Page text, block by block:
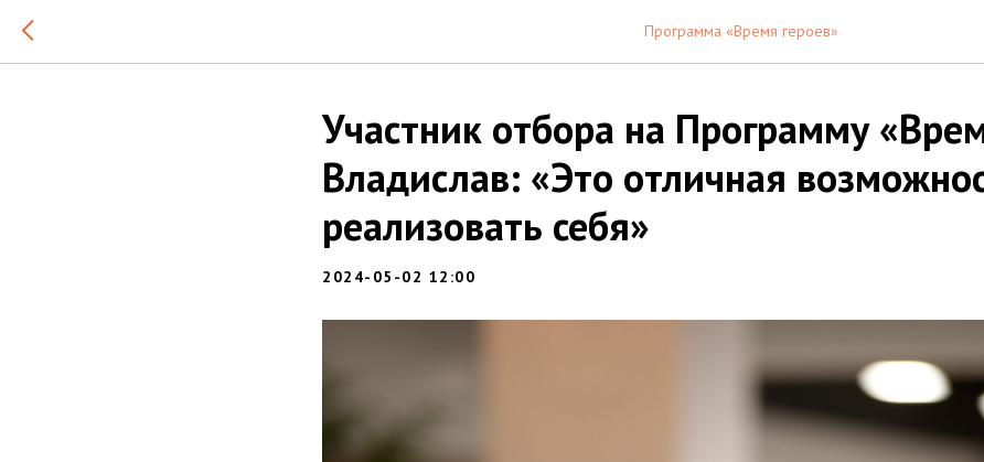
Программа «Время героев»
Участник отбора на Программу
Владислав: «Это отличная
реализовать себя»
2024-05-02 12:00